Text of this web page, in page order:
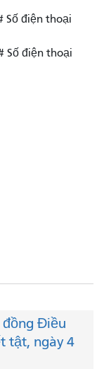
Số điện thoại
Số điện thoại
đồng Điều
tật, ngày 4